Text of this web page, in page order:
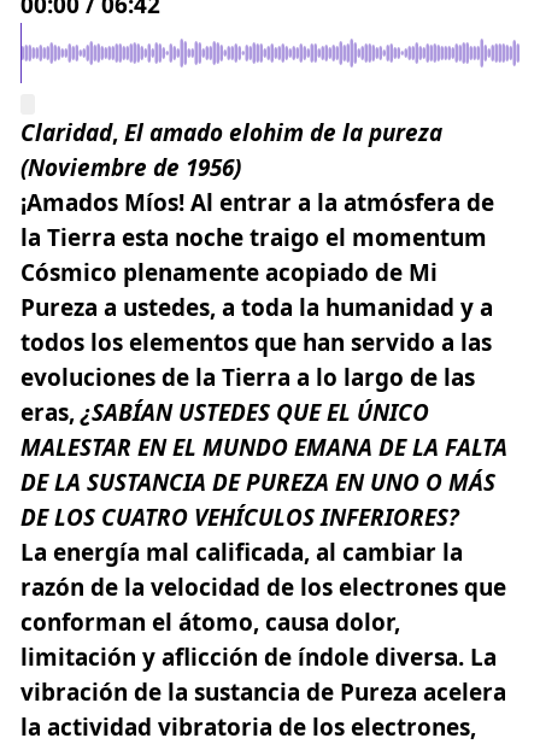
Claridad,El amado elohim de la pureza
(Noviembre de 1956)
¡Amados Míos! Al entrar a la atmósfera de
la Tierra esta noche traigo el momentum
Cósmico plenamente acopiado de Mi
Pureza a ustedes, a toda la humanidad y a
todos los elementos que han servido a las
evoluciones de la Tierra a lo largo de las
eras,¿SABÍAN USTEDES QUE EL ÚNICO
MALESTAR EN EL MUNDO EMANA DE LA FALTA
DE LA SUSTANCIA DE PUREZA EN UNO O MÁS
DE LOS CUATRO VEHÍCULOS INFERIORES?
La energía mal calificada, al cambiar la
razón de la velocidad de los electrones que
conforman el átomo, causa dolor,
limitación y aflicción de índole diversa. La
vibración de la sustancia de Pureza acelera
la actividad vibratoria de los electrones,